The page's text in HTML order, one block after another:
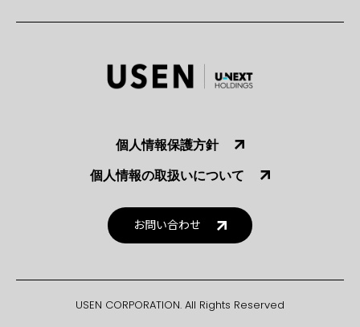
個人情報保護方針
個人情報の取扱いについて
お問い合わせ
USEN CORPORATION. All Rights Reserved